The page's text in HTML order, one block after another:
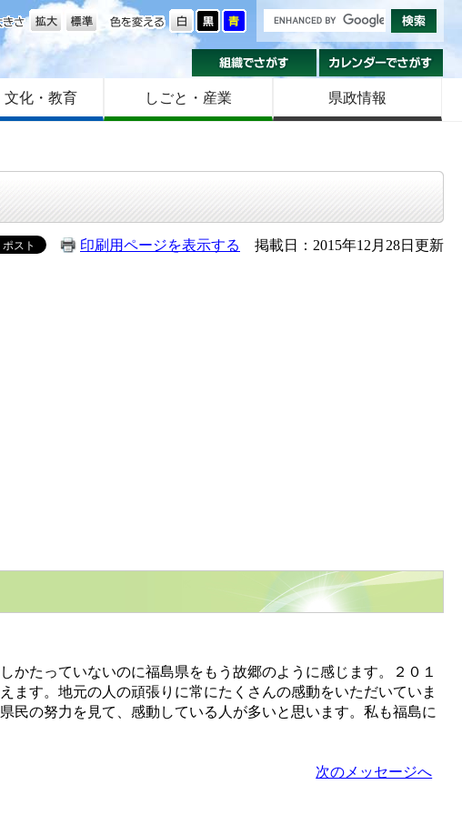
色を変える
文字の大きさ
組織でさがす
文化・教育 しごと・産業 県政情報
印刷用ページを表示する 掲載日：2015年12月28日更新
たっていないのに福島県をもう故郷のように感じます。２０１
ます。地元の人の頑張りに常にたくさんの感動をいただいていま
民の努力を見て、感動している人が多いと思います。私も福島に
次のメッセージへ